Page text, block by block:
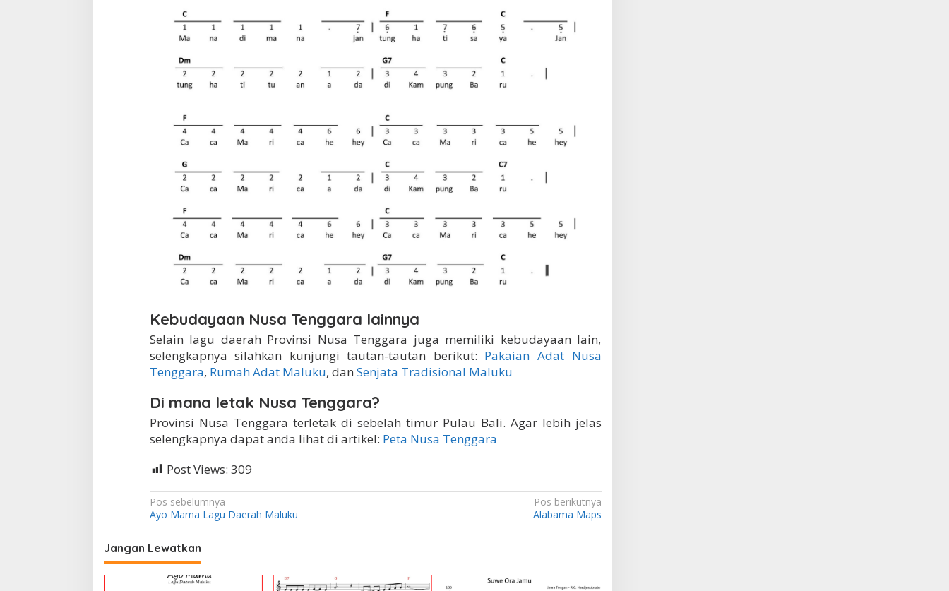
Kebudayaan Nusa Tenggara lainnya
Selain lagu daerah Provinsi Nusa Tenggara juga memiliki kebudayaan lain,
selengkapnya silahkan kunjungi tautan-tautan berikut: Pakaian Adat Nusa
Tenggara, Rumah Adat Maluku, dan Senjata Tradisional Maluku
Di mana letak Nusa Tenggara?
Provinsi Nusa Tenggara terletak di sebelah timur Pulau Bali. Agar lebih jelas
selengkapnya dapat anda lihat di artikel: Peta Nusa Tenggara
Post Views: 309
N
a
v
i
Pos sebelumnya
Ayo Mama Lagu Daerah Maluku
Pos berikutnya
Alabama Maps
Jangan Lewatkan